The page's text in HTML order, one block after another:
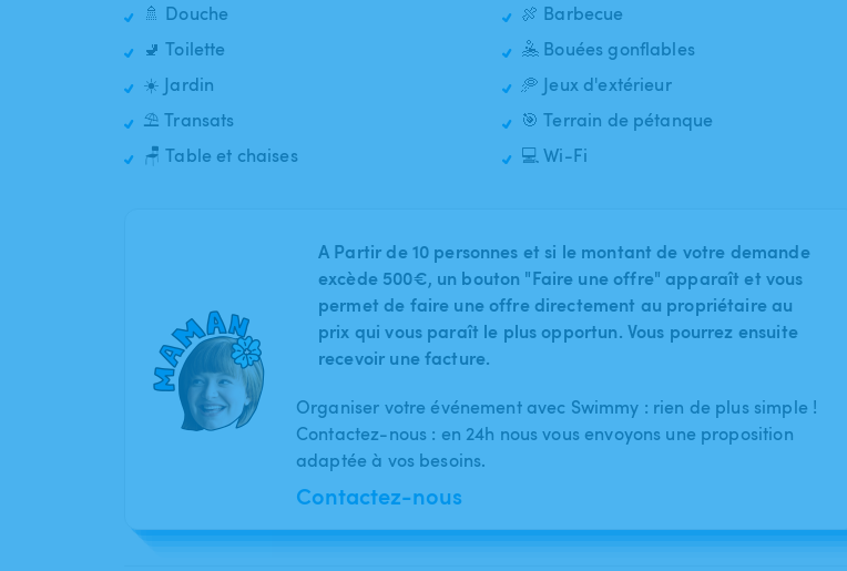
🚿 Douche
🚽 Toilette
☀️ Jardin
⛱️ Transats
🪑 Table et chaises
🍖 Barbecue
🤽 Bouées gonflables
🥏 Jeux d'extérieur
🎯 Terrain de pétanque
💻 Wi-Fi
A Partir de 10 personnes et si le montant de votre demande
excède 500€, un bouton "Faire une offre" apparaît et vous
permet de faire une offre directement au propriétaire au
prix qui vous paraît le plus opportun. Vous pourrez ensuite
recevoir une facture.
Organiser votre événement avec Swimmy : rien de plus simple !
Contactez-nous : en 24h nous vous envoyons une proposition
adaptée à vos besoins.
Contactez-nous